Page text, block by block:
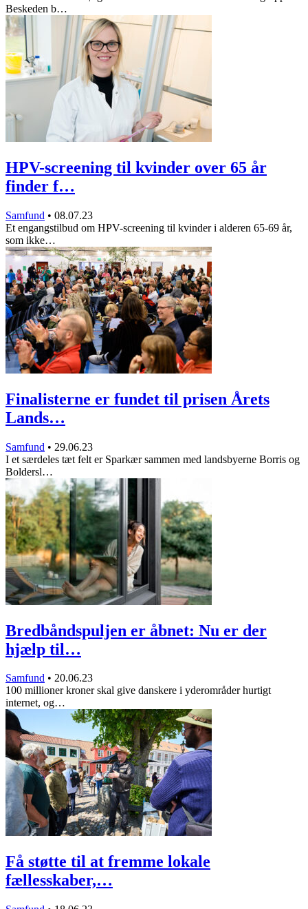
Beskeden b…
HPV-screening til kvinder over 65 år
finder f…
Samfund • 08.07.23
Et engangstilbud om HPV-screening til kvinder i alderen 65-69 år,
som ikke…
Finalisterne er fundet til prisen Årets
Lands…
Samfund • 29.06.23
I et særdeles tæt felt er Sparkær sammen med landsbyerne Borris og
Boldersl…
Bredbåndspuljen er åbnet: Nu er der
hjælp til…
Samfund • 20.06.23
100 millioner kroner skal give danskere i yderområder hurtigt
internet, og…
Få støtte til at fremme lokale
fællesskaber,…